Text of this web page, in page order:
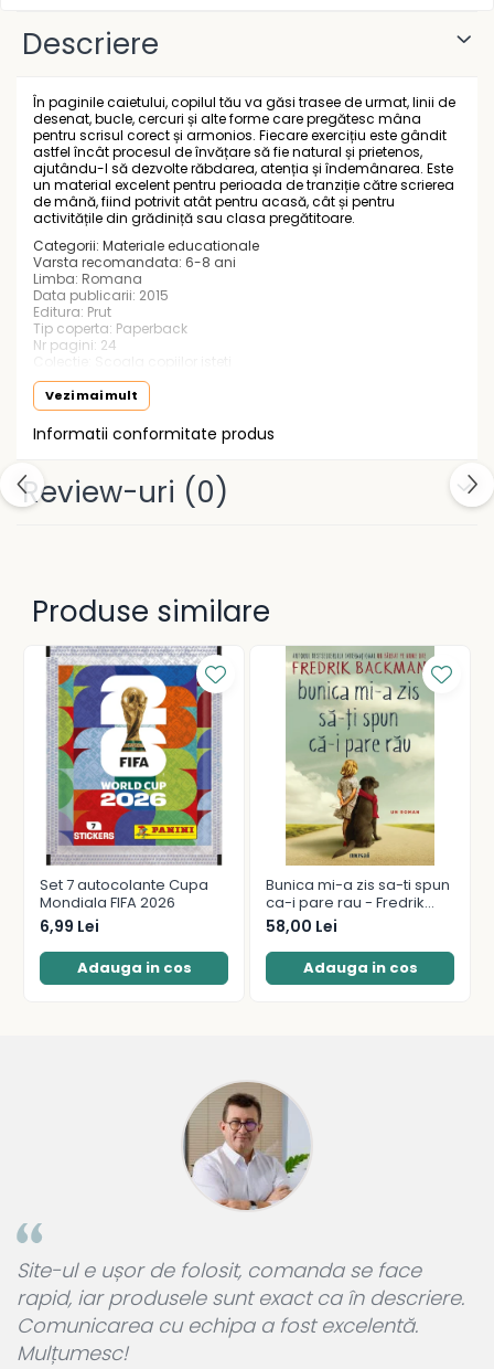
Ghiozdane pentru grădinită
Penare
Penare echipate
Penare neechipate
Penare tip etui
Acuarele și pensule școlare
Acuarele școlare și Tempera
Pensule școlare
Pahare și palete pictură
Descriere
În paginile caietului, copilul tău va găsi trasee de urmat, linii de
desenat, bucle, cercuri și alte forme care pregătesc mâna
pentru scrisul corect și armonios. Fiecare exercițiu este gândit
astfel încât procesul de învățare să fie natural și prietenos,
ajutându-l să dezvolte răbdarea, atenția și îndemânarea. Este
un material excelent pentru perioada de tranziție către scrierea
de mână, fiind potrivit atât pentru acasă, cât și pentru
activitățile din grădiniță sau clasa pregătitoare.
Categorii: Materiale educationale
Varsta recomandata: 6-8 ani
Limba: Romana
Data publicarii: 2015
Editura: Prut
Tip coperta: Paperback
Nr pagini: 24
ISBN: 9789731972879
Dimensiuni: 30 × 21 cm
Vezi mai mult
Informatii conformitate produs
Review-uri (0)
Produse similare
Set 7 autocolante Cupa
Mondiala FIFA 2026
6,99 Lei
Adauga in cos
Bunica mi-a zis sa-ti spun
ca-i pare rau - Fredrik
Backman
58,00 Lei
Adauga in cos
Site-ul e ușor de folosit, comanda se face
rapid, iar produsele sunt exact ca în descriere.
Comunicarea cu echipa a fost excelentă.
Mulțumesc!